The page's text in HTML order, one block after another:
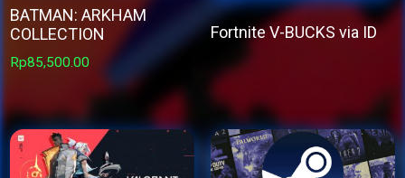
BATMAN: ARKHAM
COLLECTION
Rp85,500.00
Fortnite V-BUCKS via ID
This
has
multiple
variants.